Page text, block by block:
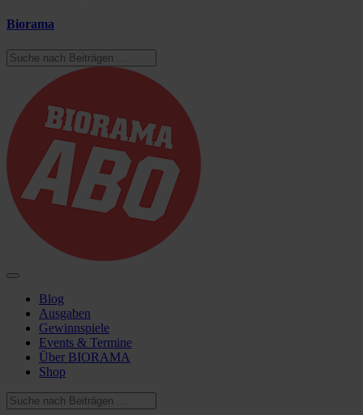
Biorama
Blog
Ausgaben
Gewinnspiele
Events & Termine
Über BIORAMA
Shop